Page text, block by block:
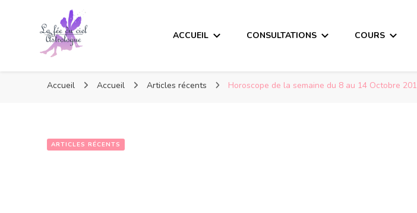
ACCUEIL CONSULTATIONS COURS
Accueil Accueil Articles récents Horoscope de la semaine du 8 au 14 Octobre
ARTICLES RÉCENTS